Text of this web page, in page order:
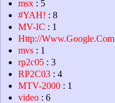
msx : 5
#YAH! : 8
MV-IC : 1
Http://Www.Google.Com
mvs : 1
rp2c05 : 3
RP2C03 : 4
MTV-2000 : 1
video : 6